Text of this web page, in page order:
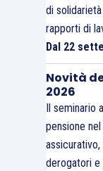
di
rapporti di
Dal 22
Novità
2026
Il
pensione
derogatori e